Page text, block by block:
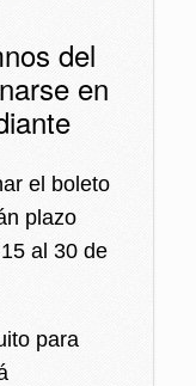
del
en
el boleto
plazo
al 30 de
para